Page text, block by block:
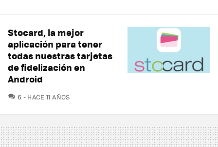
Stocard, la mejor
aplicación para tener
todas nuestras tarjetas
de fidelización en
Android
6 COMENTARIOS
HACE 11 AÑOS